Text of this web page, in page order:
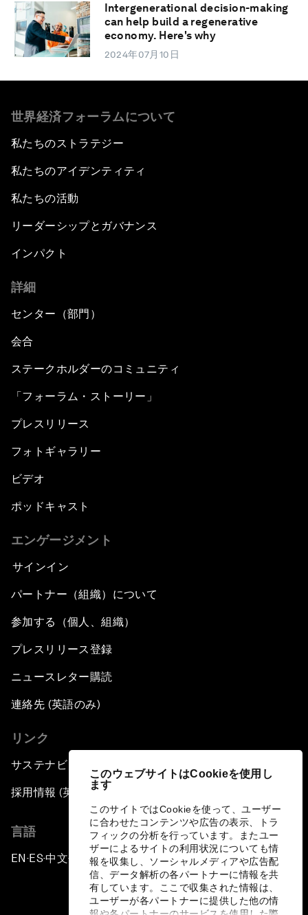
このウェブサイトはCookieを使用し
ます
このサイトではCookieを使って、ユーザー
に合わせたコンテンツや広告の表示、トラ
フィックの分析を行っています。またユー
ザーによるサイトの利用状況についても情
報を収集し、ソーシャルメディアや広告配
信、データ解析の各パートナーに情報を共
有しています。ここで収集された情報は、
ユーザーが各パートナーに提供した他の情
Intergenerational decision-making
can help build a regenerative
economy. Here's why
2024年07月10日
世界経済フォーラムについて
私たちのストラテジー
私たちのアイデンティティ
私たちの活動
リーダーシップとガバナンス
インパクト
詳細
センター（部門）
会合
ステークホルダーのコミュニティ
「フォーラム・ストーリー」
プレスリリース
フォトギャラリー
ビデオ
ポッドキャスト
エンゲージメント
サインイン
パートナー（組織）について
参加する（個人、組織）
プレスリリース登録
ニュースレター購読
連絡先 (英語のみ)
リンク
サステナビリティへの取り組み
採用情報 (英語のみ)
言語
EN ▪ES▪中文▪ 日本語